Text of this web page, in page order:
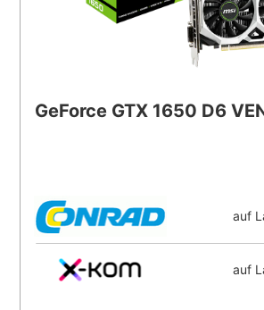
GeForce GTX 1650 D6
auf
auf